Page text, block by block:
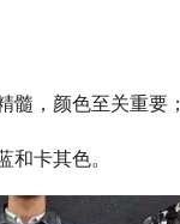
髓，颜色至关重要；
卡其色。